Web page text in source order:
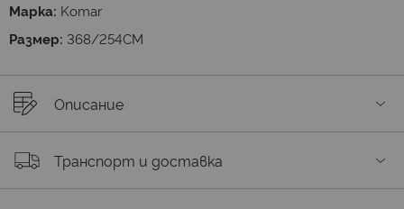
Марка: Komar
Размер: 368/254СМ
Описание
Транспорт и доставка